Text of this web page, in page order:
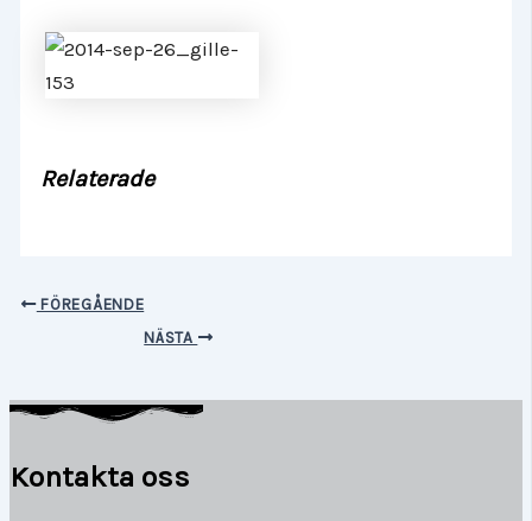
Relaterade
FÖREGÅENDE
NÄSTA
Kontakta oss